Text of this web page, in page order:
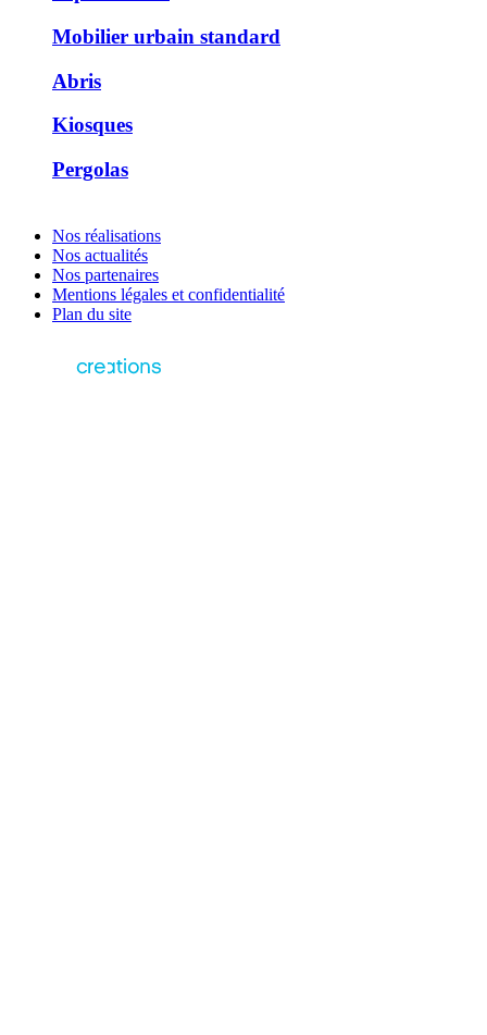
Mobilier urbain standard
Abris
Kiosques
Pergolas
Nos réalisations
Nos actualités
Nos partenaires
Mentions légales et confidentialité
Plan du site